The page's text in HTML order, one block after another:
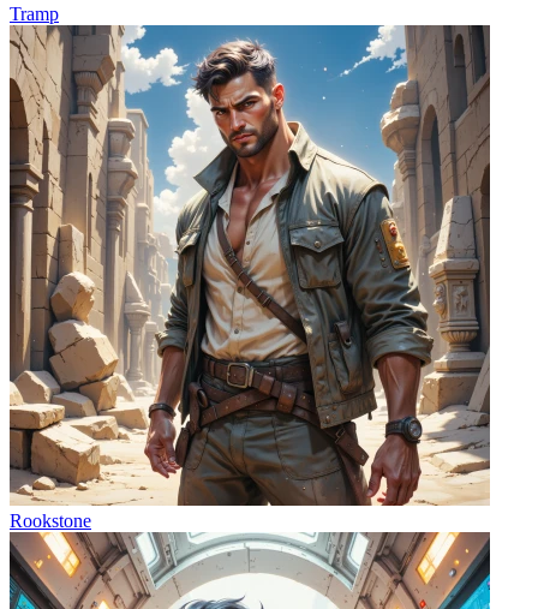
Tramp
Rookstone